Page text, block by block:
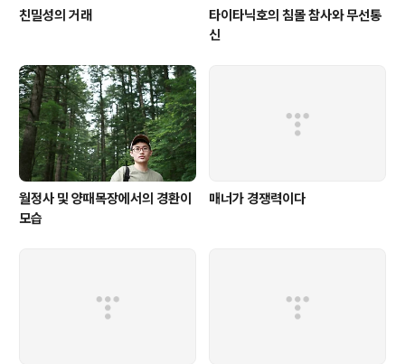
친밀성의 거래
타이타닉호의 침몰 참사와 무선통
신
월정사 및 양때목장에서의 경환이
모습
매너가 경쟁력이다